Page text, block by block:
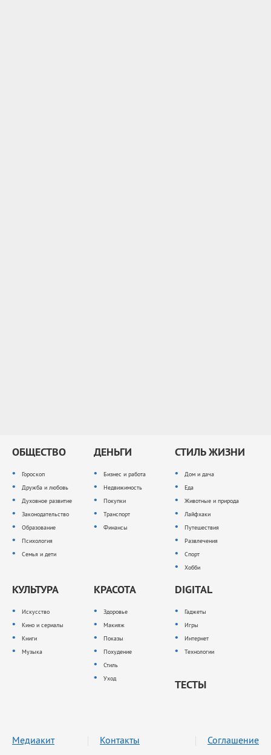
ОБЩЕСТВО
Гороскоп
Дружба и любовь
Духовное развитие
Законодательство
Образование
Психология
Семья и дети
ДЕНЬГИ
Бизнес и работа
Недвижимость
Покупки
Транспорт
Финансы
СТИЛЬ ЖИЗНИ
Дом и дача
Еда
Животные и природа
Лайфхаки
Путешествия
Развлечения
Спорт
Хобби
КУЛЬТУРА
Искусство
Кино и сериалы
Книги
Музыка
КРАСОТА
Здоровье
Макияж
Показы
Похудение
Стиль
Уход
DIGITAL
Гаджеты
Игры
Интернет
Технологии
ТЕСТЫ
Медиакит Контакты Соглашение